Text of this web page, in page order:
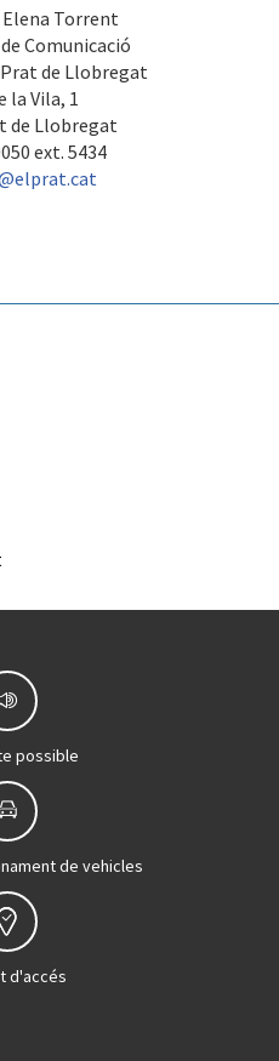
Torrent
Comunicació
de Llobregat
la Vila, 1
de Llobregat
ext. 5434
possible
de vehicles
d'accés